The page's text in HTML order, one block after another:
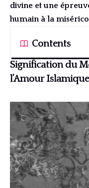
divine et une
humain à la
Contents
Signification du
l’Amour Islamique